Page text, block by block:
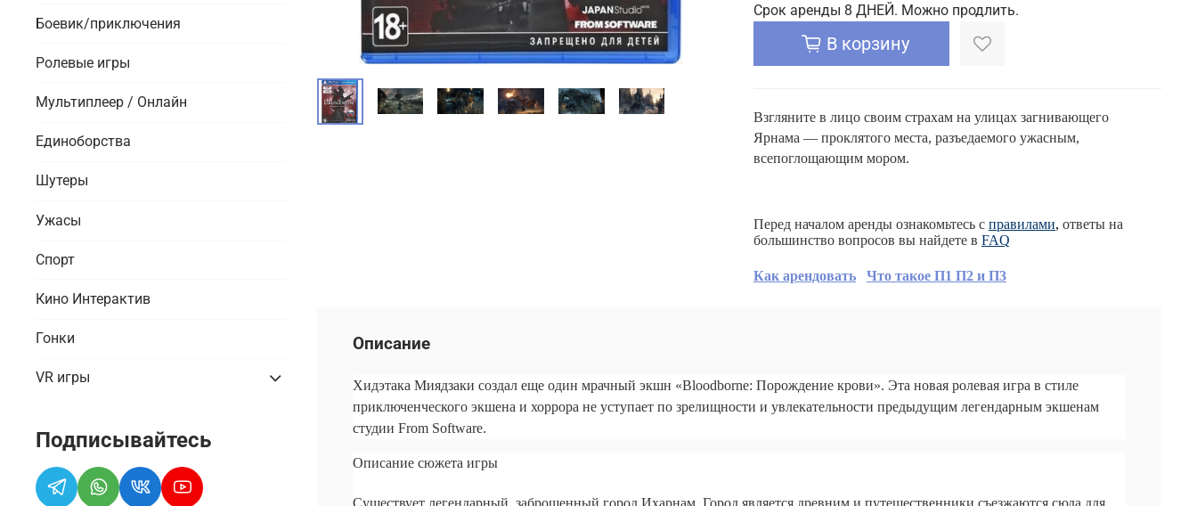
Срок аренды 8 ДНЕЙ. Можно продлить.
В корзину
Взгляните в лицо своим страхам на улицах загнивающего
Ярнама — проклятого места, разъедаемого ужасным,
всепоглощающим мором.
Перед началом аренды ознакомьтесь с правилами, ответы на
большинство вопросов вы найдете в FAQ
Как арендовать Что такое П1 П2 и П3
Описание
Хидэтака Миядзаки создал еще один мрачный экшн «Bloodborne: Порождение крови». Эта новая ролевая игра в стиле
приключенческого экшена и хоррора не уступает по зрелищности и увлекательности предыдущим легендарным экшенам
студии From Software.
Описание сюжета игры
Боевик/приключения
Ролевые игры
Мультиплеер / Онлайн
Единоборства
Шутеры
Ужасы
Спорт
Кино Интерактив
Гонки
VR игры
Подписывайтесь